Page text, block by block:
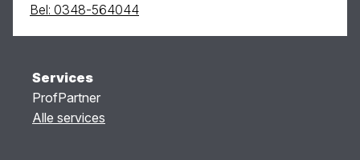
Bel: 0348-564044
Services
ProfPartner
Alle services